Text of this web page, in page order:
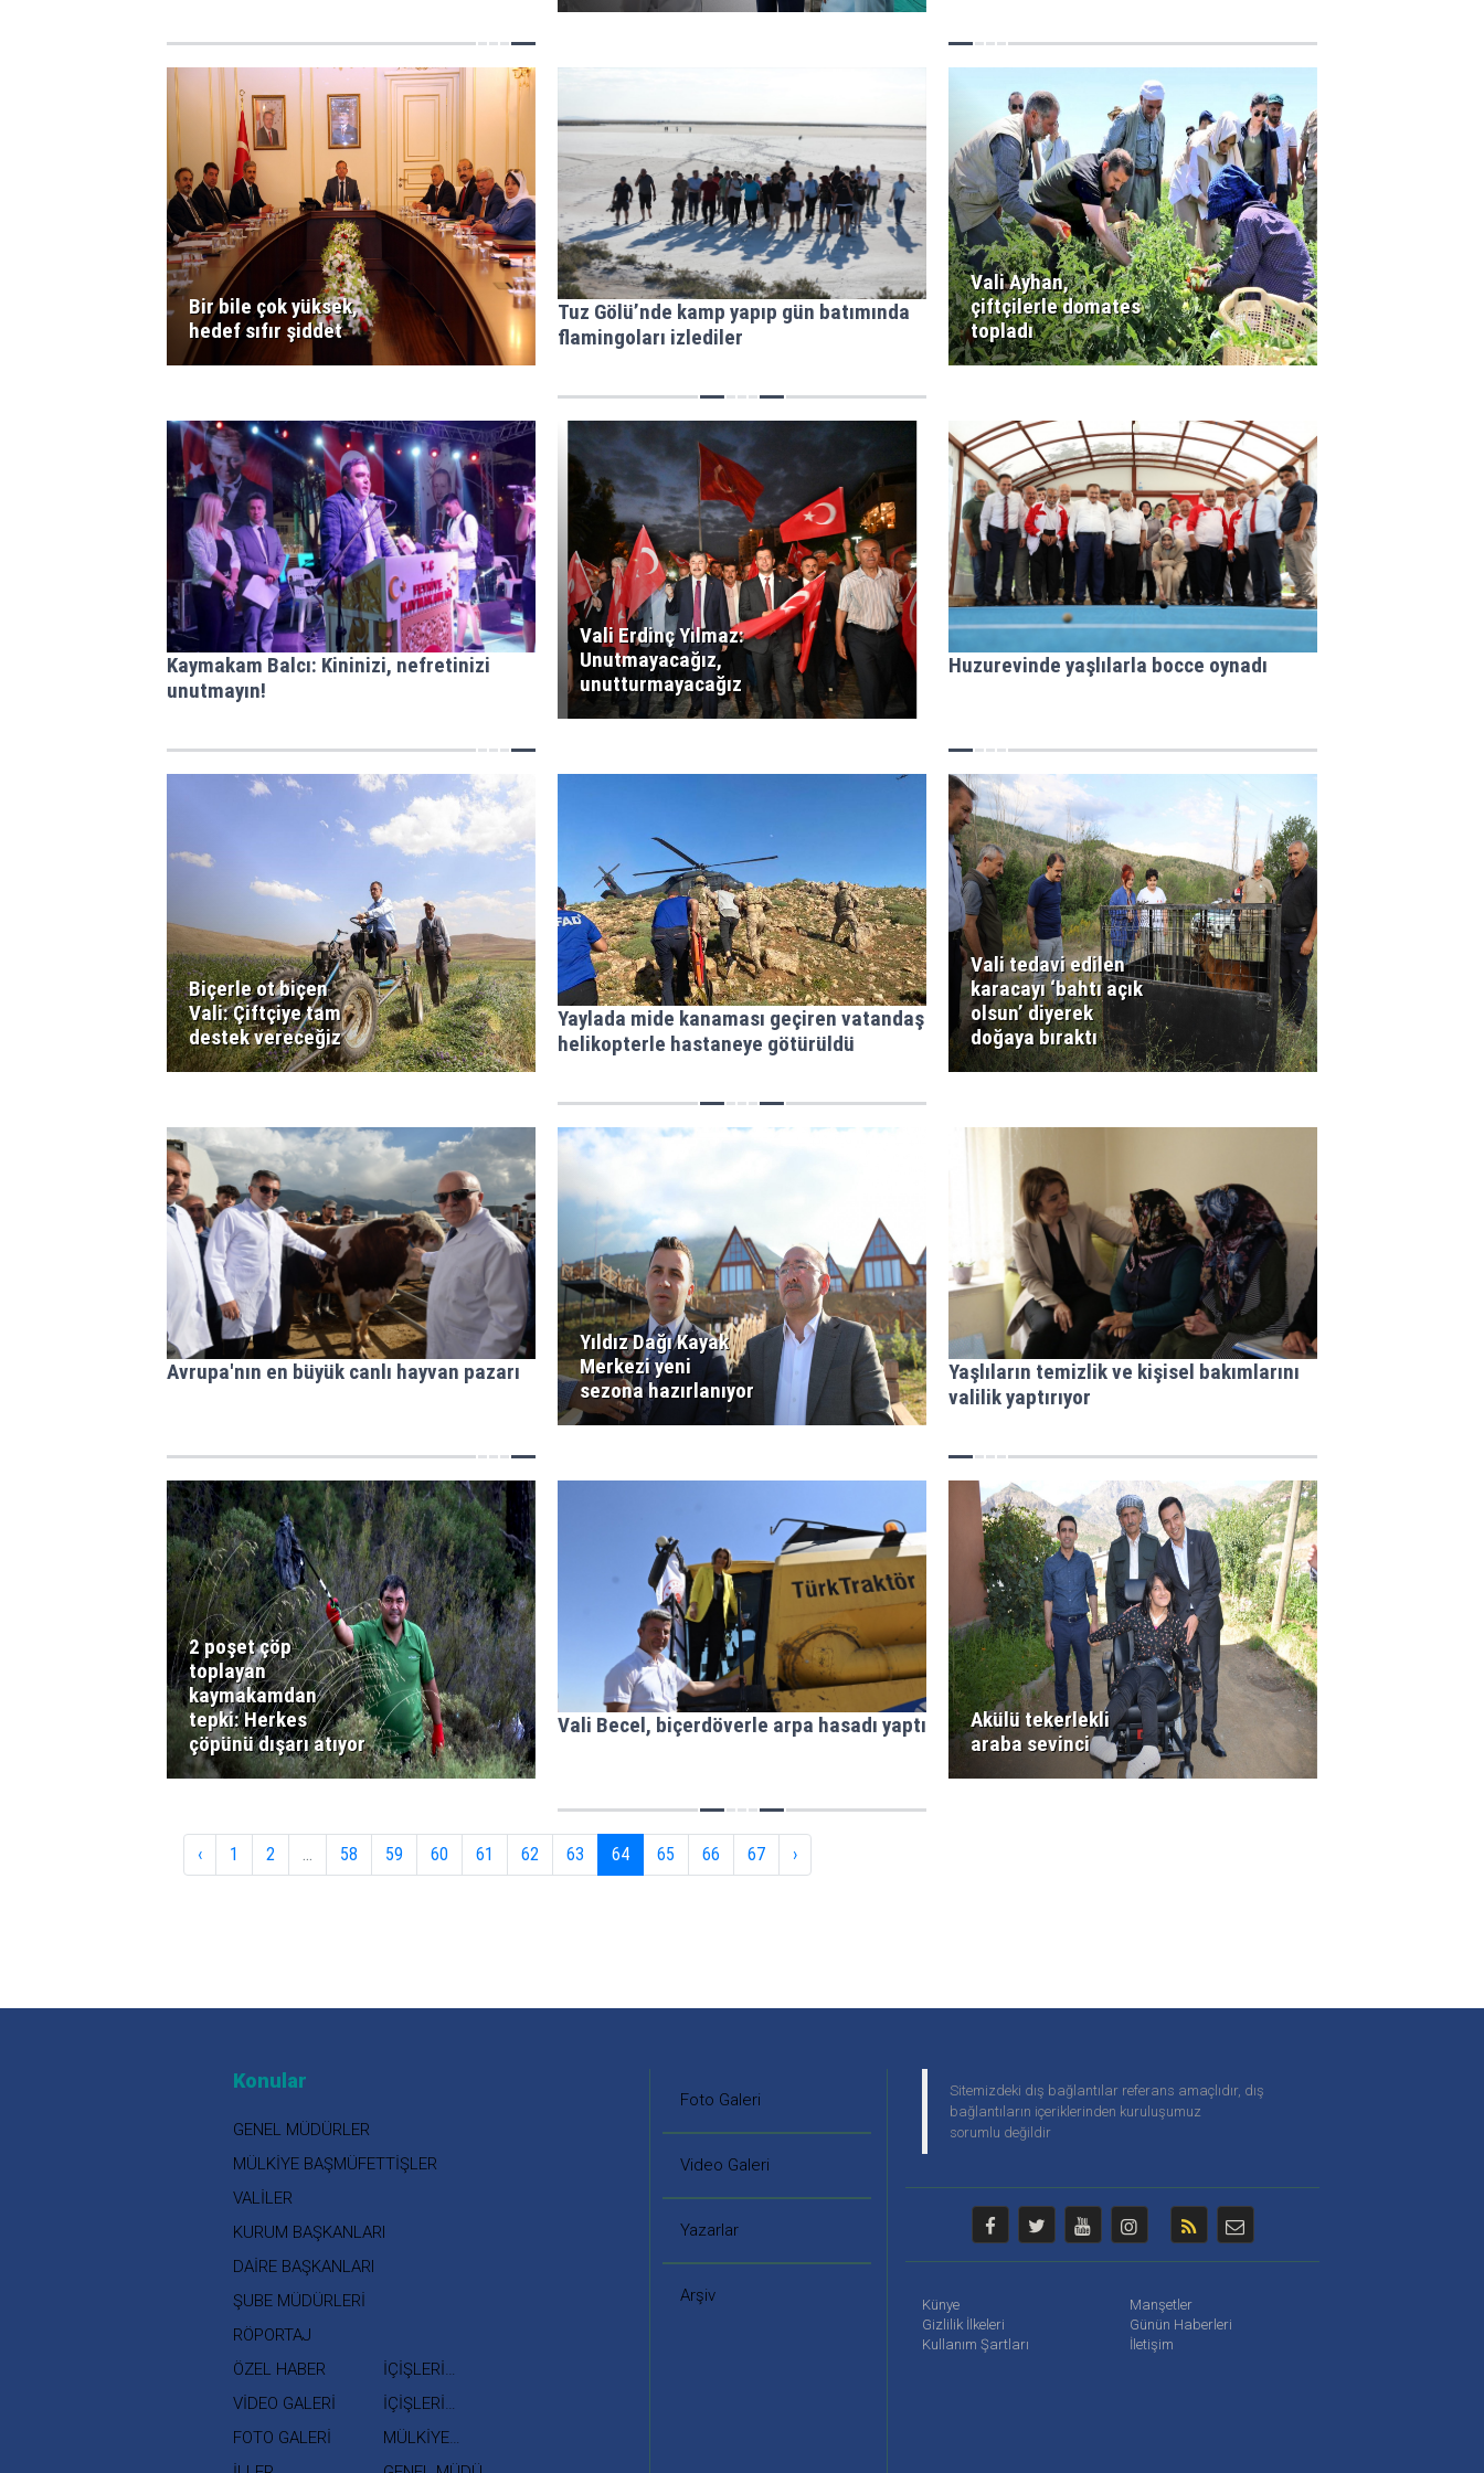
Bir bile çok yüksek,
hedef sıfır şiddet
Tuz Gölü’nde kamp yapıp gün batımında
flamingoları izlediler
Vali Ayhan,
çiftçilerle domates
topladı
Kaymakam Balcı: Kininizi, nefretinizi
unutmayın!
Vali Erdinç Yılmaz:
Unutmayacağız,
unutturmayacağız
Huzurevinde yaşlılarla bocce oynadı
Biçerle ot biçen
Vali: Çiftçiye tam
destek vereceğiz
Yaylada mide kanaması geçiren vatandaş
helikopterle hastaneye götürüldü
Vali tedavi edilen
karacayı ‘bahtı açık
olsun’ diyerek
doğaya bıraktı
Avrupa'nın en büyük canlı hayvan pazarı
Yıldız Dağı Kayak
Merkezi yeni
sezona hazırlanıyor
Yaşlıların temizlik ve kişisel bakımlarını
valilik yaptırıyor
2 poşet çöp
toplayan
kaymakamdan
tepki: Herkes
çöpünü dışarı atıyor
Vali Becel, biçerdöverle arpa hasadı yaptı
Akülü tekerlekli
araba sevinci
‹ 1 2 ... 58 59 60 61 62 63 64 65 66 67 ›
Sitemizdeki dış bağlantılar referans amaçlıdır, dış
bağlantıların içeriklerinden kuruluşumuz
sorumlu değildir
Künye
Gizlilik İlkeleri
Kullanım Şartları
Manşetler
Günün Haberleri
İletişim
Foto Galeri
Video Galeri
Yazarlar
Arşiv
Konular
GENEL MÜDÜRLER
MÜLKİYE BAŞMÜFETTİŞLER
VALİLER
KURUM BAŞKANLARI
DAİRE BAŞKANLARI
ŞUBE MÜDÜRLERİ
RÖPORTAJ
ÖZEL HABER
VİDEO GALERİ
FOTO GALERİ
İÇİŞLERİ
BAKANI
İÇİŞLERİ
BAKAN
YARDIMCISI
MÜLKİYE
MÜFETTİŞLERİ